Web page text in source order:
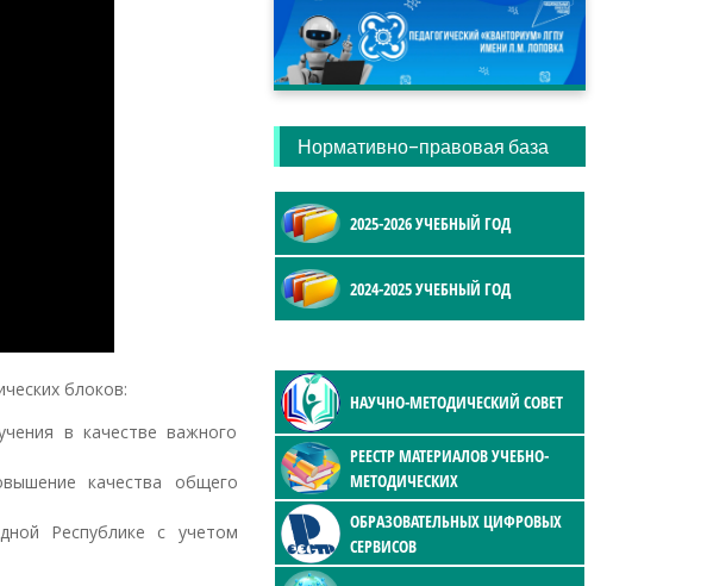
блоков:
в качестве важного
качества общего
Республике с учетом
Нормативно-правовая база
2025-2026 УЧЕБНЫЙ ГОД
2024-2025 УЧЕБНЫЙ ГОД
НАУЧНО-МЕТОДИЧЕСКИЙ СОВЕТ
РЕЕСТР МАТЕРИАЛОВ УЧЕБНО-
МЕТОДИЧЕСКИХ
ОБРАЗОВАТЕЛЬНЫХ ЦИФРОВЫХ
СЕРВИСОВ